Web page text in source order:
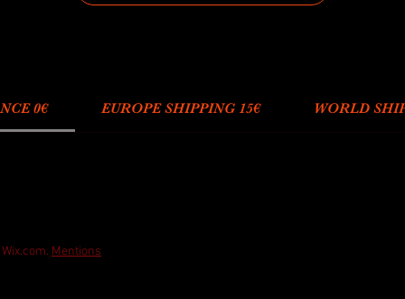
0€ EUROPE SHIPPING 15€ WORLD
Mentions